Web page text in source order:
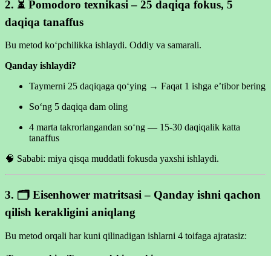
2. ⏳ Pomodoro texnikasi – 25 daqiqa fokus, 5
daqiqa tanaffus
Bu metod ko‘pchilikka ishlaydi. Oddiy va samarali.
Qanday ishlaydi?
Taymerni 25 daqiqaga qo‘ying → Faqat 1 ishga e’tibor bering
So‘ng 5 daqiqa dam oling
4 marta takrorlangandan so‘ng — 15-30 daqiqalik katta
tanaffus
🧠 Sababi: miya qisqa muddatli fokusda yaxshi ishlaydi.
3. 🗂 Eisenhower matritsasi – Qanday ishni qachon
qilish kerakligini aniqlang
Bu metod orqali har kuni qilinadigan ishlarni 4 toifaga ajratasiz: